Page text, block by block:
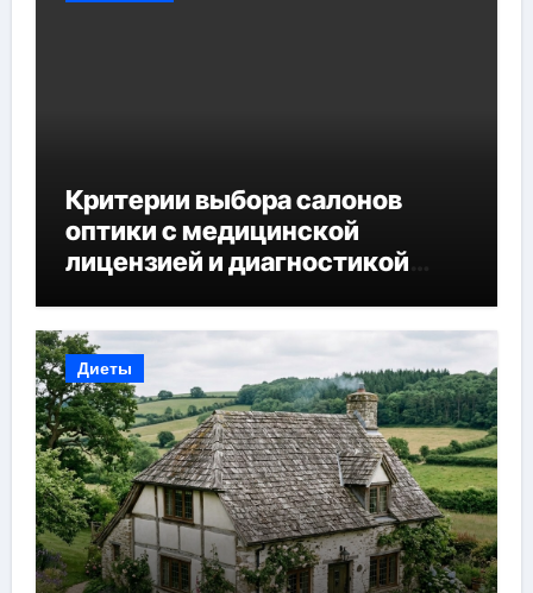
Критерии выбора салонов
оптики с медицинской
лицензией и диагностикой
Диеты